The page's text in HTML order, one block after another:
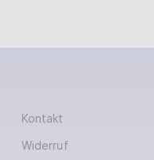
Kontakt
Widerruf